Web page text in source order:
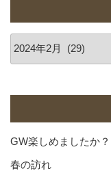
GW楽しめましたか？
春の訪れ